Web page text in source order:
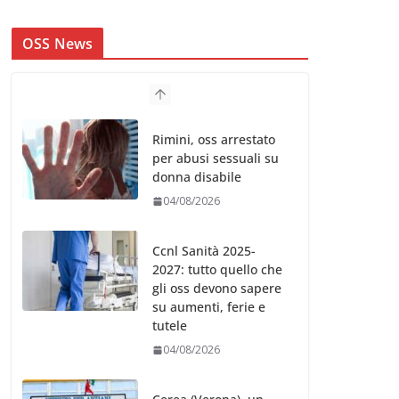
OSS News
Rimini, oss arrestato
per abusi sessuali su
donna disabile
04/08/2026
Ccnl Sanità 2025-
2027: tutto quello che
gli oss devono sapere
su aumenti, ferie e
tutele
04/08/2026